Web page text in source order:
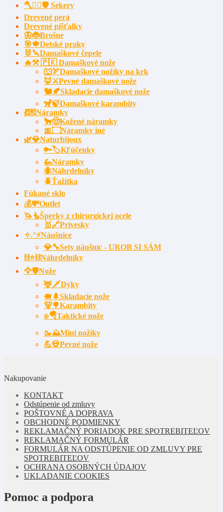
🪓🧔‍♂️🛡️ Sekery
Drevené perá
Drevené píšťalky
🦋🐞Brošne
🎯🍁Detské praky
🐰🔪Damaškové čepele
🔥⚒️ 🇵🇰 Damaškové nože
🐺🏹Damaškové nožíky na krk
🦊⚔️Pevné damaškové nože
🐿️🍂Skladacie damaškové nože
🦨🍃Damaškové karambity
💃💌Náramky
🐂🤠Kožené náramky
🎀۝Náramky iné
🌿💎Naturbijoux
🔑🏷️Kľúčenky
🦗Náramky
🐜Náhrdelníky
🪲Ťažítka
Fúkané sklo
💰💸Outlet
🦄🧜Šperky z chirurgickej ocele
🥇🔗Prívesky
✧˖°⚡Náušnice
💎🔧Sety náušníc - UROB SI SÁM
⛓⭐⛓️Náhrdelníky
🦅🛡️Nože
🦌🗡Dýky
🐗🌲Skladacie nože
🐻🌳Karambity
⍟🪂Taktické nože
🥾⛰️Mini nožíky
💪💀Pevné nože
Nakupovanie
KONTAKT
Odstúpenie od zmluvy
POŠTOVNÉ A DOPRAVA
OBCHODNÉ PODMIENKY
REKLAMAČNÝ PORIADOK PRE SPOTREBITEĽOV
REKLAMAČNÝ FORMULÁR
FORMULÁR NA ODSTÚPENIE OD ZMLUVY PRE
SPOTREBITEĽOV
OCHRANA OSOBNÝCH ÚDAJOV
UKLADANIE COOKIES
Pomoc a podpora